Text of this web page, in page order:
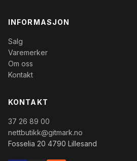
INFORMASJON
Salg
Varemerker
Om oss
Kontakt
KONTAKT
37 26 89 00
nettbutikk@gitmark.no
Fosselia 20 4790 Lillesand